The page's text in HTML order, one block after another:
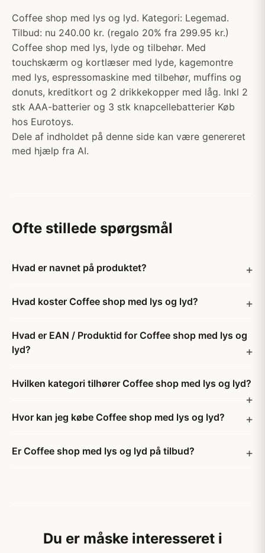
Coffee shop med lys og lyd. Kategori: Legemad.
Tilbud: nu 240.00 kr. (regalo 20% fra 299.95 kr.)
Coffee shop med lys, lyde og tilbehør. Med
touchskærm og kortlæser med lyde, kagemontre
med lys, espressomaskine med tilbehør, muffins og
donuts, kreditkort og 2 drikkekopper med låg. Inkl 2
stk AAA-batterier og 3 stk knapcellebatterier Køb
hos Eurotoys.
Dele af indholdet på denne side kan være genereret
med hjælp fra AI.
Ofte stillede spørgsmål
Hvad er navnet på produktet?
Hvad koster Coffee shop med lys og lyd?
Hvad er EAN / Produktid for Coffee shop med lys og
lyd?
Hvilken kategori tilhører Coffee shop med lys og lyd?
Hvor kan jeg købe Coffee shop med lys og lyd?
Er Coffee shop med lys og lyd på tilbud?
Du er måske interesseret i